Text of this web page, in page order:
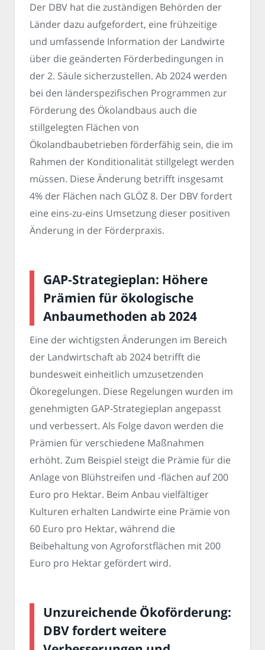
Der DBV hat die zuständigen Behörden der
Länder dazu aufgefordert, eine frühzeitige
und umfassende Information der Landwirte
über die geänderten Förderbedingungen in
der 2. Säule sicherzustellen. Ab 2024 werden
bei den länderspezifischen Programmen zur
Förderung des Ökolandbaus auch die
stillgelegten Flächen von
Ökolandbaubetrieben förderfähig sein, die im
Rahmen der Konditionalität stillgelegt werden
müssen. Diese Änderung betrifft insgesamt
4% der Flächen nach GLÖZ 8. Der DBV fordert
eine eins-zu-eins Umsetzung dieser positiven
Änderung in der Förderpraxis.
GAP-Strategieplan: Höhere
Prämien für ökologische
Anbaumethoden ab 2024
Eine der wichtigsten Änderungen im Bereich
der Landwirtschaft ab 2024 betrifft die
bundesweit einheitlich umzusetzenden
Ökoregelungen. Diese Regelungen wurden im
genehmigten GAP-Strategieplan angepasst
und verbessert. Als Folge davon werden die
Prämien für verschiedene Maßnahmen
erhöht. Zum Beispiel steigt die Prämie für die
Anlage von Blühstreifen und -flächen auf 200
Euro pro Hektar. Beim Anbau vielfältiger
Kulturen erhalten Landwirte eine Prämie von
60 Euro pro Hektar, während die
Beibehaltung von Agroforstflächen mit 200
Euro pro Hektar gefördert wird.
Unzureichende Ökoförderung:
DBV fordert weitere